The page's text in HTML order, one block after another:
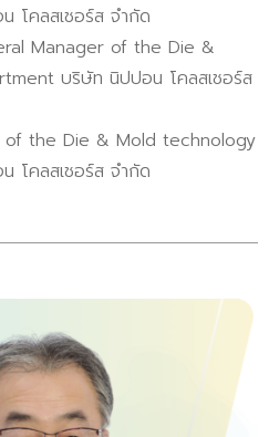
โคลสเชอร์ส จำกัด
Manager of the Die &
บริษัท นิปปอน โคลสเชอร์ส
the Die & Mold technology
โคลสเชอร์ส จำกัด